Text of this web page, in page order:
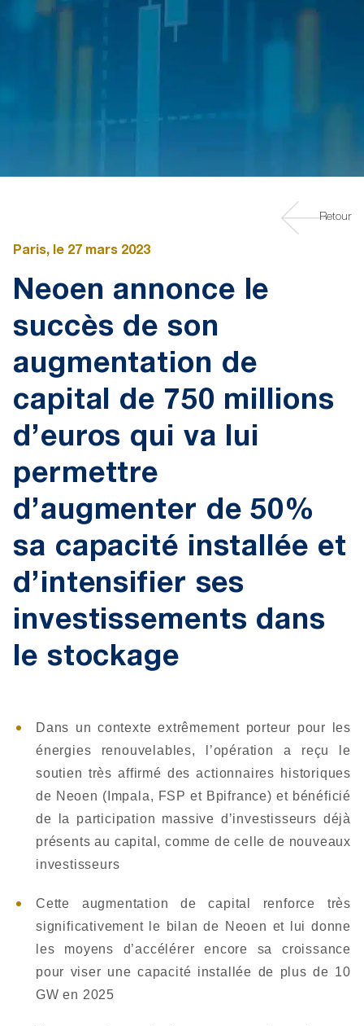
Retour
Paris, le 27 mars 2023
Neoen annonce le
succès de son
augmentation de
capital de 750 millions
d’euros qui va lui
permettre
d’augmenter de 50%
sa capacité installée et
d’intensifier ses
investissements dans
le stockage
Dans un contexte extrêmement porteur pour les
énergies renouvelables, l’opération a reçu le
soutien très affirmé des actionnaires historiques
de Neoen (Impala, FSP et Bpifrance) et bénéficié
de la participation massive d’investisseurs déjà
présents au capital, comme de celle de nouveaux
investisseurs
Cette augmentation de capital renforce très
significativement le bilan de Neoen et lui donne
les moyens d’accélérer encore sa croissance
pour viser une capacité installée de plus de 10
GW en 2025